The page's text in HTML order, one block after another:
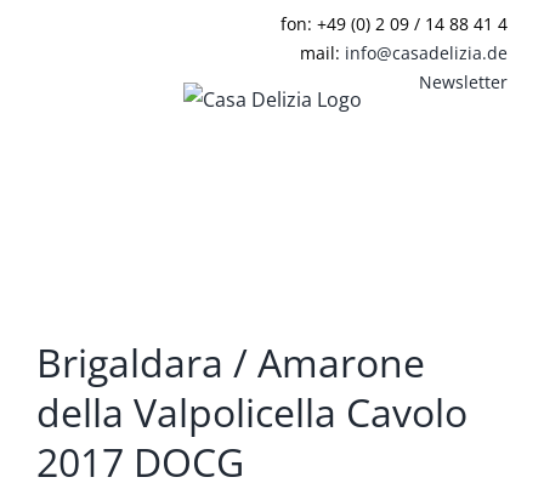
fon: +49 (0) 2 09 / 14 88 41 4
mail: info@casadelizia.de
Newsletter
Brigaldara / Amarone
della Valpolicella Cavolo
2017 DOCG